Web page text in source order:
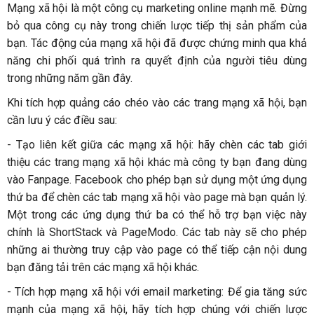
Mạng xã hội là một công cụ marketing online mạnh mẽ. Đừng
bỏ qua công cụ này trong chiến lược tiếp thị sản phẩm của
bạn. Tác động của mạng xã hội đã được chứng minh qua khả
năng chi phối quá trình ra quyết định của người tiêu dùng
trong những năm gần đây.
Khi tích hợp quảng cáo chéo vào các trang mạng xã hội, bạn
cần lưu ý các điều sau:
- Tạo liên kết giữa các mạng xã hội: hãy chèn các tab giới
thiệu các trang mạng xã hội khác mà công ty bạn đang dùng
vào Fanpage. Facebook cho phép bạn sử dụng một ứng dụng
thứ ba để chèn các tab mạng xã hội vào page mà bạn quản lý.
Một trong các ứng dụng thứ ba có thể hỗ trợ bạn việc này
chính là ShortStack và PageModo. Các tab này sẽ cho phép
những ai thường truy cập vào page có thể tiếp cận nội dung
bạn đăng tải trên các mạng xã hội khác.
- Tích hợp mạng xã hội với email marketing: Để gia tăng sức
mạnh của mạng xã hội, hãy tích hợp chúng với chiến lược